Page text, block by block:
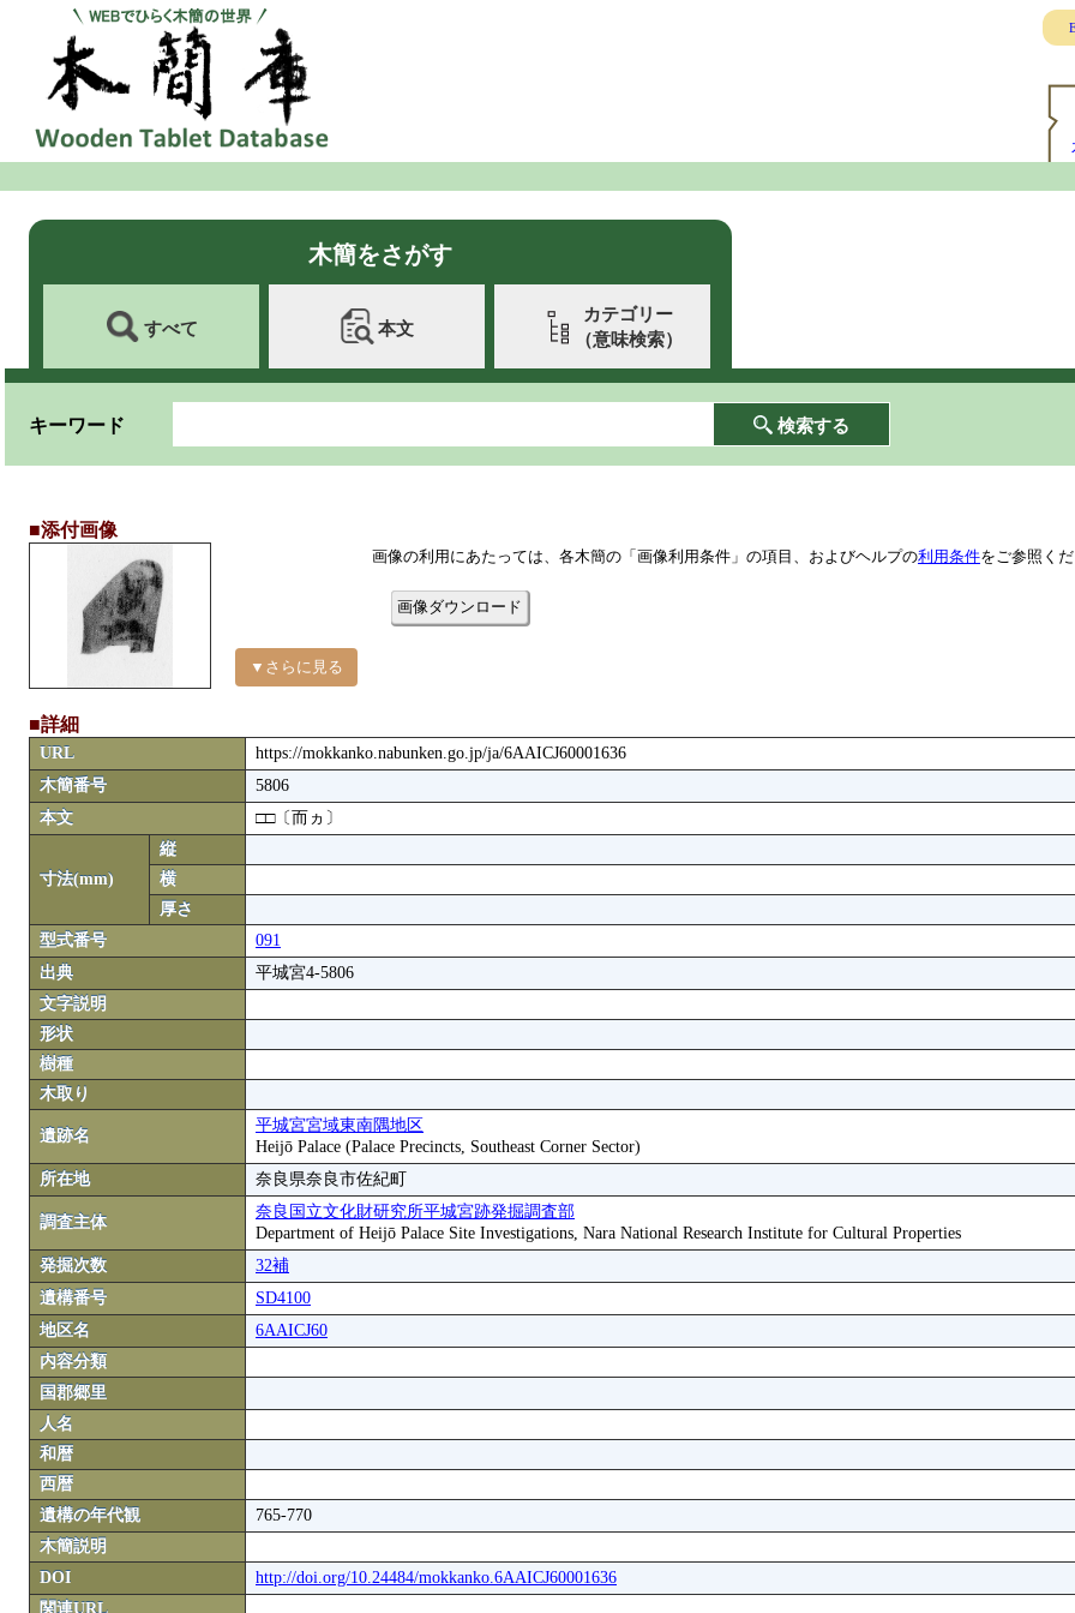
木簡をさがす
すべて 本文
カテゴリー
（意味検索）
キーワード 検索する
■添付画像
▼さらに見る
画像の利用にあたっては、各木簡の「画像利用条件」の項目、およびヘルプの利用条件をご参照く
画像ダウンロード
■詳細
URL
https://mokkanko.nabunken.go.jp/ja/6AAICJ60001636
木簡番号
5806
本文
□□〔而ヵ〕
寸法(mm)
縦
横
厚さ
型式番号
091
出典
平城宮4-5806
文字説明
形状
樹種
木取り
遺跡名
平城宮宮域東南隅地区
Heijō Palace (Palace Precincts, Southeast Corner Sector)
所在地
奈良県奈良市佐紀町
調査主体
奈良国立文化財研究所平城宮跡発掘調査部
Department of Heijō Palace Site Investigations, Nara National Research Institute for Cultural Properties
発掘次数
32補
遺構番号
SD4100
地区名
6AAICJ60
内容分類
国郡郷里
人名
和暦
西暦
遺構の年代観
765-770
木簡説明
DOI
http://doi.org/10.24484/mokkanko.6AAICJ60001636
関連URL